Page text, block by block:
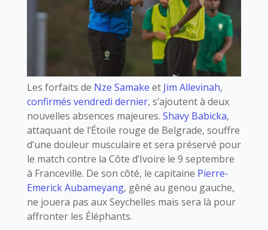
Les forfaits de Nze Samake et Jim Allevinah,
confirmés vendredi dernier, s’ajoutent à deux
nouvelles absences majeures. Shavy Babicka,
attaquant de l’Étoile rouge de Belgrade, souffre
d’une douleur musculaire et sera préservé pour
le match contre la Côte d’Ivoire le 9 septembre
à Franceville. De son côté, le capitaine Pierre-
Emerick Aubameyang, gêné au genou gauche,
ne jouera pas aux Seychelles mais sera là pour
affronter les Éléphants.